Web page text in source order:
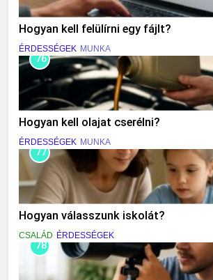
Hogyan kell felülírni egy fájlt?
ÉRDESSÉGEK MUNKA
76
Hogyan kell olajat cserélni?
ÉRDESSÉGEK MUNKA
77
Hogyan válasszunk iskolát?
CSALÁD ÉRDESSÉGEK
78